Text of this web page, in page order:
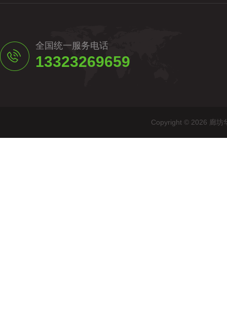
全国统一服务电话
13323269659
Copyright © 2026 廊